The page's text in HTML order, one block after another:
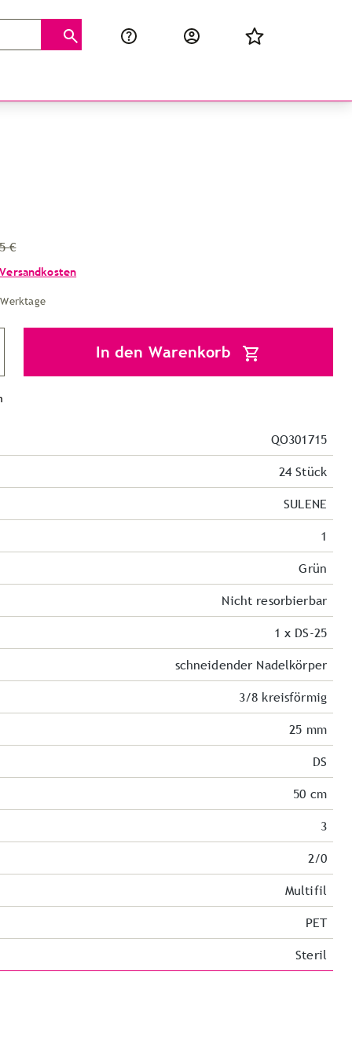
€
Versandkosten
In den Warenkorb
QO301715
24 Stück
SULENE
1
Grün
Nicht resorbierbar
1 x DS-25
schneidender Nadelkörper
3/8 kreisförmig
25 mm
DS
50 cm
3
2/0
Multifil
PET
Steril